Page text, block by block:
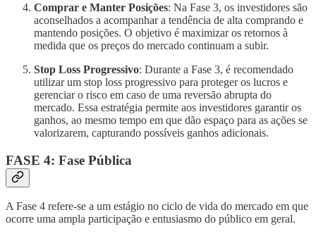
Comprar e Manter Posições: Na Fase 3, os investidores são
aconselhados a acompanhar a tendência de alta comprando e
mantendo posições. O objetivo é maximizar os retornos à
medida que os preços do mercado continuam a subir.
Stop Loss Progressivo: Durante a Fase 3, é recomendado
utilizar um stop loss progressivo para proteger os lucros e
gerenciar o risco em caso de uma reversão abrupta do
mercado. Essa estratégia permite aos investidores garantir os
ganhos, ao mesmo tempo em que dão espaço para as ações se
valorizarem, capturando possíveis ganhos adicionais.
FASE 4: Fase Pública
A Fase 4 refere-se a um estágio no ciclo de vida do mercado em que
ocorre uma ampla participação e entusiasmo do público em geral.